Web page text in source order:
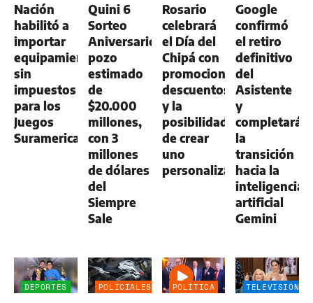
AGRO
Nación
habilitó a
importar
equipamiento
sin
impuestos
para los
Juegos
Suramericanos
Quini 6
Sorteo
Aniversario:
pozo
estimado
de
$20.000
millones,
con 3
millones
de dólares
del
Siempre
Sale
Rosario
celebrará
el Día del
Chipá con
promociones,
descuentos
y la
posibilidad
de crear
uno
personalizado
Google
confirmó
el retiro
definitivo
del
Asistente
y
completará
la
transición
hacia la
inteligencia
artificial
Gemini
DEPORTES POLICIALES POLÍTICA TELEVISIÓN